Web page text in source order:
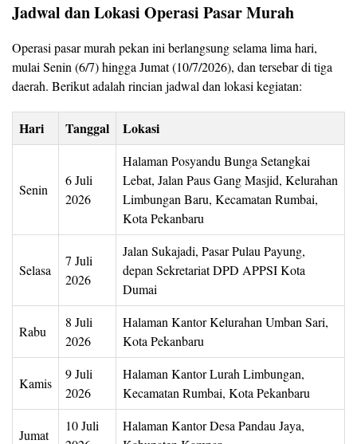
Jadwal dan Lokasi Operasi Pasar Murah
Operasi pasar murah pekan ini berlangsung selama lima hari,
mulai Senin (6/7) hingga Jumat (10/7/2026), dan tersebar di tiga
daerah. Berikut adalah rincian jadwal dan lokasi kegiatan:
Hari Tanggal Lokasi
Senin
6 Juli
2026
Halaman Posyandu Bunga Setangkai
Lebat, Jalan Paus Gang Masjid, Kelurahan
Limbungan Baru, Kecamatan Rumbai,
Kota Pekanbaru
Selasa
7 Juli
2026
Jalan Sukajadi, Pasar Pulau Payung,
depan Sekretariat DPD APPSI Kota
Dumai
Rabu
8 Juli
2026
Halaman Kantor Kelurahan Umban Sari,
Kota Pekanbaru
Kamis
9 Juli
2026
Halaman Kantor Lurah Limbungan,
Kecamatan Rumbai, Kota Pekanbaru
Jumat
10 Juli
Halaman Kantor Desa Pandau Jaya,